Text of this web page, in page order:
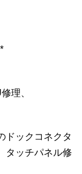
理、
ドックコネクタ
タッチパネル修